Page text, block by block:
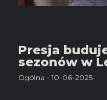
Presja
sezonów w
Ogólna - 10-06-2025